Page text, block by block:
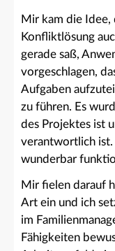
Mir kam die Idee,
Konfliktlösung
gerade saß,
vorgeschlagen,
Aufgaben
zu führen. Es
des Projektes ist
verantwortlich ist.
wunderbar
Mir fielen darauf
Art ein und ich
im
Fähigkeiten